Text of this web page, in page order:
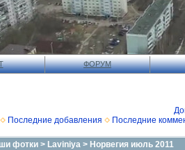
ФОРУМ
Последние добавления Последние
фотки > Laviniya > Норвегия июль 2011